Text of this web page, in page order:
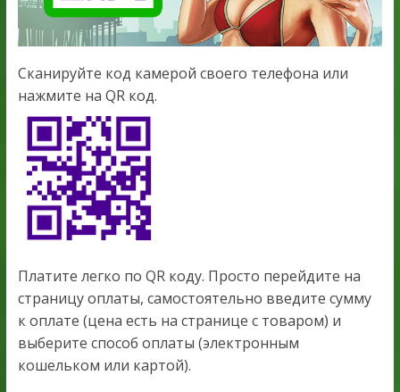
Сканируйте код камерой своего телефона или
нажмите на QR код.
Платите легко по QR коду. Просто перейдите на
страницу оплаты, самостоятельно введите сумму
к оплате (цена есть на странице с товаром) и
выберите способ оплаты (электронным
кошельком или картой).